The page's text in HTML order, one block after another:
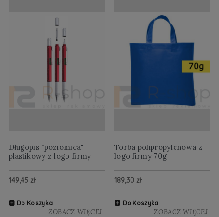
Długopis "poziomica"
plastikowy z logo firmy
149,45 zł
Do Koszyka
ZOBACZ WIĘCEJ
Torba polipropylenowa z
logo firmy 70g
189,30 zł
Do Koszyka
ZOBACZ WIĘCEJ